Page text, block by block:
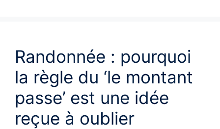
Randonnée : pourquoi
la règle du ‘le montant
passe’ est une idée
reçue à oublier